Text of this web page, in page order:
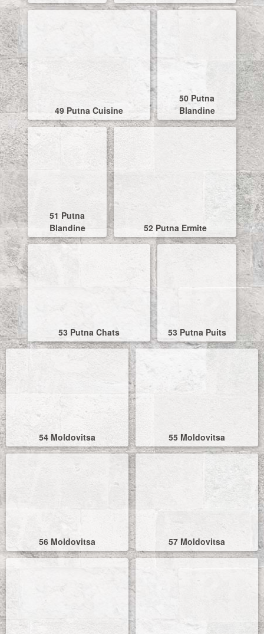
49 Putna Cuisine
50 Putna
Blandine
51 Putna
Blandine
52 Putna Ermite
53 Putna Chats 53 Putna Puits
54 Moldovitsa 55 Moldovitsa
56 Moldovitsa 57 Moldovitsa